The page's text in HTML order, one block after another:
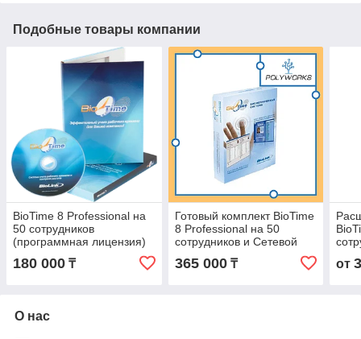
Подобные товары компании
BioTime 8 Professional на
50 сотрудников
(программная лицензия)
180 000 ₸
Готовый комплект BioTime
8 Professional на 50
сотрудников и Сетевой
365 000₸ от
О нас